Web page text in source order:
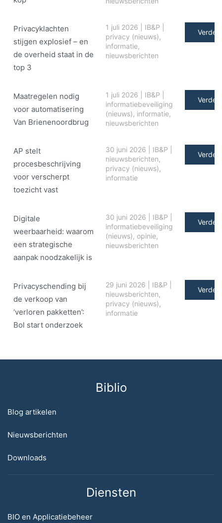
Privacyklachten
stijgen explosief – en
de overheid staat in de
top 3
1 juli 2026 IB&P
privacy (nieuws),
informatie,
nieuwsberichten
Verder
Maatregelen nodig
voor automatisering
Van Brienenoordbrug
1 juli 2026 IB&P
informatiebeveiliging
(nieuws), informatie,
nieuwsberichten
Verder
AP stelt
procesbeschrijving
voor verscherpt
toezicht vast
30 juni 2026 IB&P
nieuwsberichten,
privacy (nieuws),
informatie
Verder
Digitale
weerbaarheid: waarom
een strategische
aanpak noodzakelijk is
30 juni 2026 IB&P
informatiebeveiliging
(nieuws), opinie,
nieuwsberichten
Verder
Privacyschending bij
de verkoop van
‘verloren pakketten’:
Bol start onderzoek
29 juni 2026 IB&P
nieuwsberichten,
privacy (nieuws),
informatie
Verder
Biblio
Blog artikelen
Nieuwsberichten
Downloads
Diensten
BIO en Applicatiebeheer